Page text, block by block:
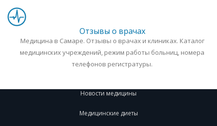
Отзывы о врачах
Медицина в Самаре. Отзывы о врачах и клиниках. Каталог
медицинских учреждений, режим работы больниц, номера
телефонов регистратуры.
Новости медицины
Медицинские диеты